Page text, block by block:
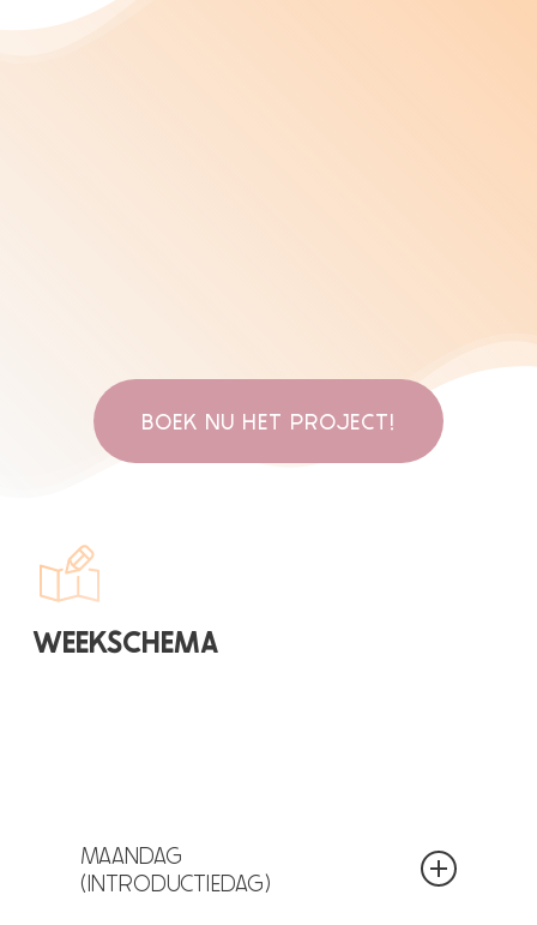
BOEK NU HET PROJECT!
WEEKSCHEMA
MAANDAG
(INTRODUCTIEDAG)